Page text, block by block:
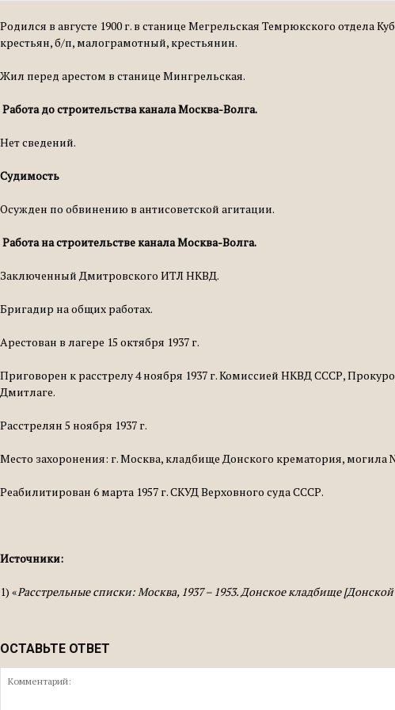
Родился в августе 1900 г. в станице Мегрельская Темрюкского отдела
крестьян, б/п, малограмотный, крестьянин.
Жил перед арестом в станице Мингрельская.
Работа до строительства канала Москва-Волга.
Нет сведений.
Судимость
Осужден по обвинению в антисоветской агитации.
Работа на строительстве канала Москва-Волга.
За­ключенный Дмитровского ИТЛ НКВД.
Бригадир на общих рабо­тах.
Арестован в лагере 15 октября 1937 г.
При­говорен к расстрелу 4 ноября 1937 г. Комис­сией НКВД СССР,
Дмит­лаге.
Расстрелян 5 ноября 1937 г.
Место захоронения: г. Москва, кладбище Донского крематория, могила
Реабилитирован 6 марта 1957 г. СКУД Вер­ховного суда СССР.
Источники:
1) «Расстрельные списки: Москва, 1937 – 1953. Донское кладбище
ОСТАВЬТЕ ОТВЕТ